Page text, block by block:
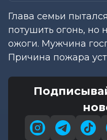
Глава семьи
потушить огонь, но
ожоги. Мужчина
Причина пожара